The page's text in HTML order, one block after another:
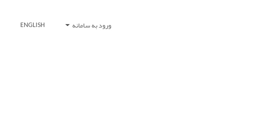
ورود به سامانه ENGLISH